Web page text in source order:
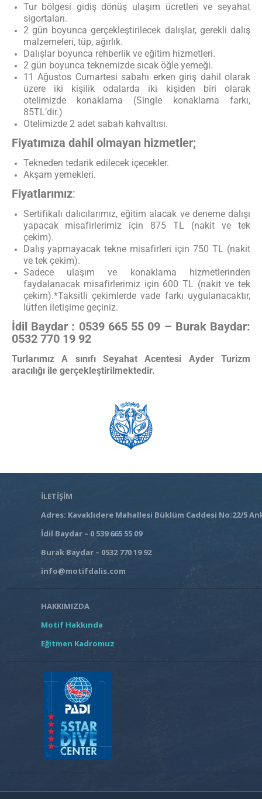
Tur bölgesi gidiş dönüş ulaşım ücretleri ve seyahat
sigortaları.
2 gün boyunca gerçekleştirilecek dalışlar, gerekli dalış
malzemeleri, tüp, ağırlık.
Dalışlar boyunca rehberlik ve eğitim hizmetleri.
2 gün boyunca teknemizde sıcak öğle yemeği.
11 Ağustos Cumartesi sabahı erken giriş dahil olarak
üzere iki kişilik odalarda iki kişiden biri olarak
otelimizde konaklama (Single konaklama farkı,
85TL’dir.)
Otelimizde 2 adet sabah kahvaltısı.
Fiyatımıza dahil olmayan hizmetler;
Tekneden tedarik edilecek içecekler.
Akşam yemekleri.
Fiyatlarımız:
Sertifikalı dalıcılarımız, eğitim alacak ve deneme dalışı
yapacak misafirlerimiz için 875 TL (nakit ve tek
çekim).
Dalış yapmayacak tekne misafirleri için 750 TL (nakit
ve tek çekim).
Sadece ulaşım ve konaklama hizmetlerinden
faydalanacak misafirlerimiz için 600 TL (nakit ve tek
çekim).*Taksitli çekimlerde vade farkı uygulanacaktır,
lütfen iletişime geçiniz.
İdil Baydar : 0539 665 55 09 – Burak Baydar:
0532 770 19 92
Turlarımız A sınıfı Seyahat Acentesi Ayder Turizm
aracılığı ile gerçekleştirilmektedir.
İLETİŞİM
Adres: Kavaklıdere Mahallesi Büklüm Caddesi No:22/5
İdil Baydar – 0 539 665 55 09
Burak Baydar – 0532 770 19 92
info@motifdalis.com
HAKKIMIZDA
Motif Hakkında
Eğitmen Kadromuz